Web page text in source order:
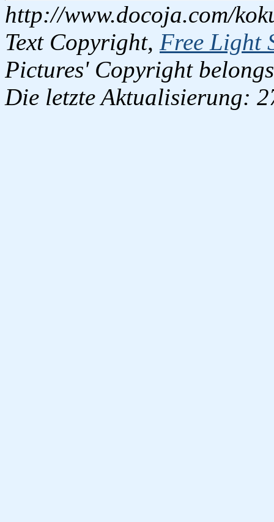
http://www.docoja.com/
Text Copyright, Free Light
Pictures' Copyright
Die letzte Aktualisierung: